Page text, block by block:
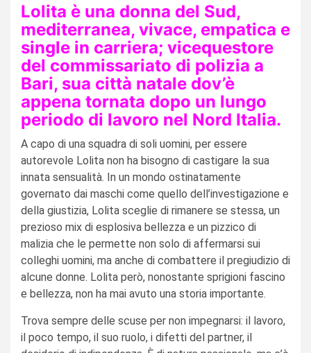
Lolita è una donna del Sud,
mediterranea, vivace, empatica e
single in carriera; vicequestore
del commissariato di polizia a
Bari, sua città natale dov’è
appena tornata dopo un lungo
periodo di lavoro nel Nord Italia.
A capo di una squadra di soli uomini, per essere
autorevole Lolita non ha bisogno di castigare la sua
innata sensualità. In un mondo ostinatamente
governato dai maschi come quello dell’investigazione e
della giustizia, Lolita sceglie di rimanere se stessa, un
prezioso mix di esplosiva bellezza e un pizzico di
malizia che le permette non solo di affermarsi sui
colleghi uomini, ma anche di combattere il pregiudizio di
alcune donne. Lolita però, nonostante sprigioni fascino
e bellezza, non ha mai avuto una storia importante.
Trova sempre delle scuse per non impegnarsi: il lavoro,
il poco tempo, il suo ruolo, i difetti del partner, il